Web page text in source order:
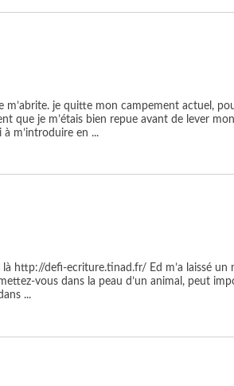
m’abrite. je quitte mon campement actuel,
que je m’étais bien repue avant de lever
à m’introduire en ...
http://defi-ecriture.tinad.fr/ Ed m’a laissé un
vous dans la peau d’un animal, peut
...